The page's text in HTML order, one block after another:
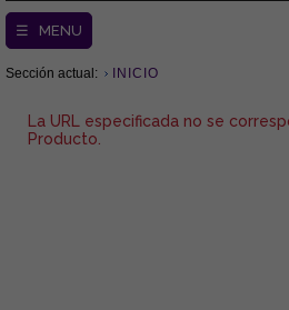
☰ MENU
Sección actual: INICIO
La URL especificada no se
Producto.